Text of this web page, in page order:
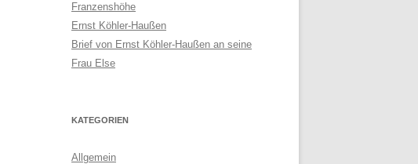
Franzenshöhe
Ernst Köhler-Haußen
Brief von Ernst Köhler-Haußen an seine
Frau Else
KATEGORIEN
Allgemein